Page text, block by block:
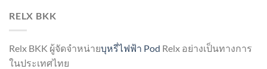
RELX BKK
Relx BKK ผู้จัดจำหน่ายบุหรี่ไฟฟ้า Pod Relx อย่างเป็นทางการ
ในประเทศไทย